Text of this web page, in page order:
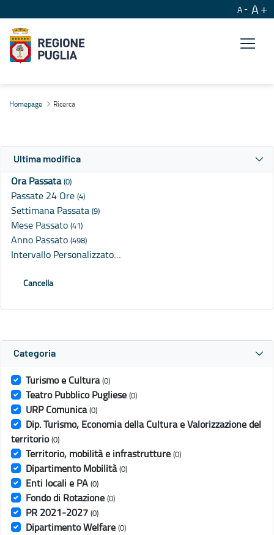
A A
Homepage Ricerca
Ultima modifica
Ora Passata(0)
Passate 24 Ore (4)
Settimana Passata (9)
Mese Passato (41)
Anno Passato (498)
Intervallo Personalizzato…
Cancella
Categoria
Turismo e Cultura (0)
Teatro Pubblico Pugliese (0)
URP Comunica (0)
Dip. Turismo, Economia della Cultura e Valorizzazione del
territorio (0)
Territorio, mobilità e infrastrutture (0)
Dipartimento Mobilità (0)
Enti locali e PA (0)
Fondo di Rotazione (0)
PR 2021-2027 (0)
Dipartimento Welfare (0)